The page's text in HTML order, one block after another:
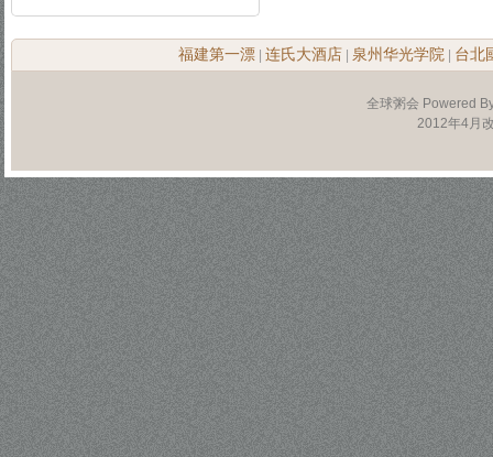
福建第一漂 连氏大酒店 泉州华光学院 台北
全球粥会 Powered
2012年4月